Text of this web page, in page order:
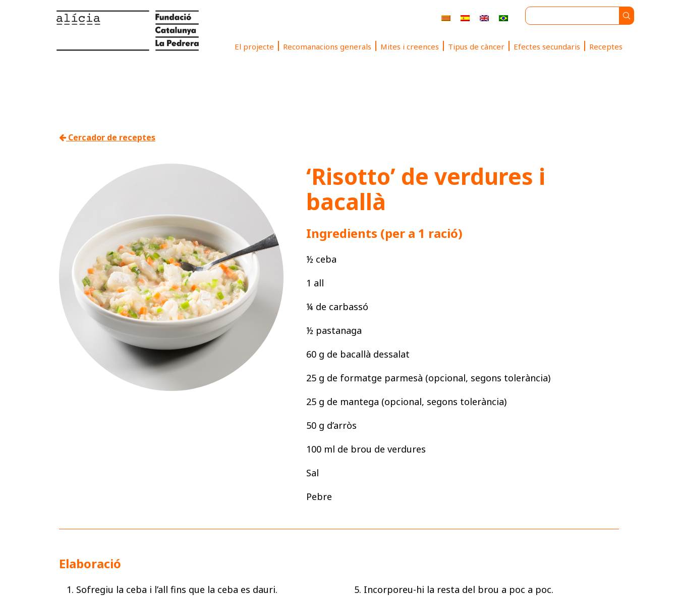
El projecte Recomanacions generals Mites i creences Tipus de càncer Efectes secundaris Receptes
Cercador de receptes
‘Risotto’ de verdures i
bacallà
Ingredients (per a 1 ració)
½ ceba
1 all
¼ de carbassó
½ pastanaga
60 g de bacallà dessalat
25 g de formatge parmesà (opcional, segons tolerància)
25 g de mantega (opcional, segons tolerància)
50 g d’arròs
100 ml de brou de verdures
Sal
Pebre
Elaboració
1. Sofregiu la ceba i l’all fins que la ceba es dauri.
5. Incorporeu-hi la resta del brou a poc a poc.